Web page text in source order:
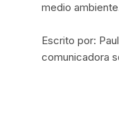
medio
Escrito por:
comunicadora